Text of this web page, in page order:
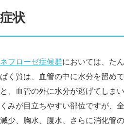
症状
ネフローゼ症候群においては、た
ぱく質は、血管の中に水分を留め
と、血管の外に水分が逃げてしま
くみが目立ちやすい部位ですが、
減少、胸水、腹水、さらに消化管